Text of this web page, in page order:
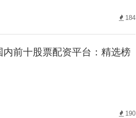
184
内前十股票配资平台：精选榜
190